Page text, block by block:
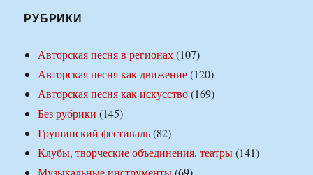
РУБРИКИ
Авторская песня в регионах(107)
Авторская песня как движение(120)
Авторская песня как искусство(169)
Без рубрики (145)
Грушинский фестиваль(82)
Клубы, творческие объединения, театры(141)
Музыкальные инструменты(69)